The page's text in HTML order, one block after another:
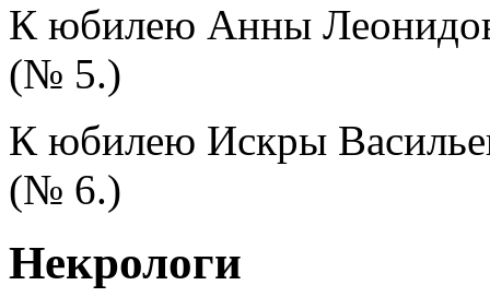
К юбилею Анны
(№ 5.)
К юбилею Искры
(№ 6.)
Некрологи